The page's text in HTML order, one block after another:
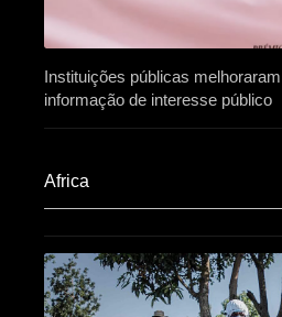
Instituições públicas
informação de interesse público
Africa​